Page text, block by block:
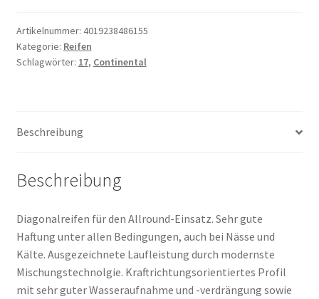
-
17
47J
Artikelnummer: 4019238486155
Kategorie: Reifen
Schlagwörter: 17, Continental
Beschreibung
Beschreibung
Diagonalreifen für den Allround-Einsatz. Sehr gute
Haftung unter allen Bedingungen, auch bei Nässe und
Kälte. Ausgezeichnete Laufleistung durch modernste
Mischungstechnolgie. Kraftrichtungsorientiertes Profil
mit sehr guter Wasseraufnahme und -verdrängung sowie